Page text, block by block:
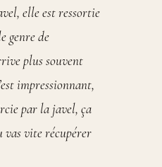
elle est ressortie
genre de
plus souvent
impressionnant,
par la javel, ça
vas vite récupérer